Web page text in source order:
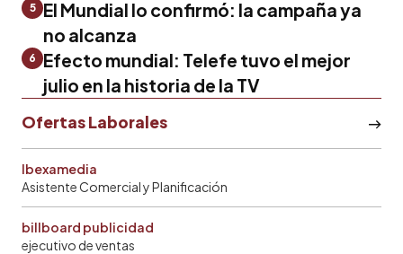
5
El Mundial lo confirmó: la campaña ya
no alcanza
6
Efecto mundial: Telefe tuvo el mejor
julio en la historia de la TV
Ofertas Laborales
Ibexamedia
Asistente Comercial y Planificación
billboard publicidad
ejecutivo de ventas